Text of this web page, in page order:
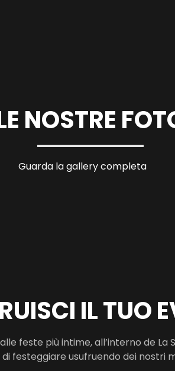
NOSTRE
Guarda la gallery completa
IL TUO
feste più intime, all’interno de La
di festeggiare usufruendo dei nostri